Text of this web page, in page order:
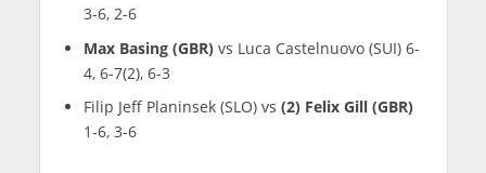
3-6, 2-6
Max Basing (GBR)vs Luca Castelnuovo (SUI) 6-
4, 6-7(2), 6-3
Filip Jeff Planinsek (SLO) vs (2) Felix Gill (GBR)
1-6, 3-6